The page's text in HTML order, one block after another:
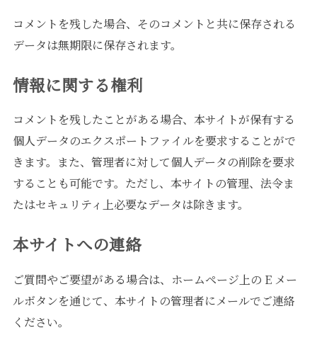
コメントを残した場合、そのコメントと共に保存される
データは無期限に保存されます。
情報に関する権利
コメントを残したことがある場合、本サイトが保有する
個人データのエクスポートファイルを要求することがで
きます。また、管理者に対して個人データの削除を要求
することも可能です。ただし、本サイトの管理、法令ま
たはセキュリティ上必要なデータは除きます。
本サイトへの連絡
ご質問やご要望がある場合は、ホームページ上の E メー
ルボタンを通じて、本サイトの管理者にメールでご連絡
ください。